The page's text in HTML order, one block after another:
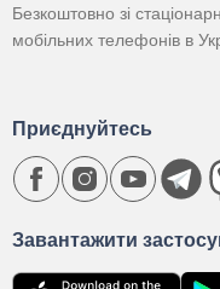
Безкоштовно зі
мобільних телефонів в
Завантажити
Приєднуйтесь